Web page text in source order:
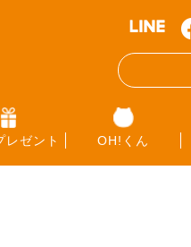
レゼント OH!くん